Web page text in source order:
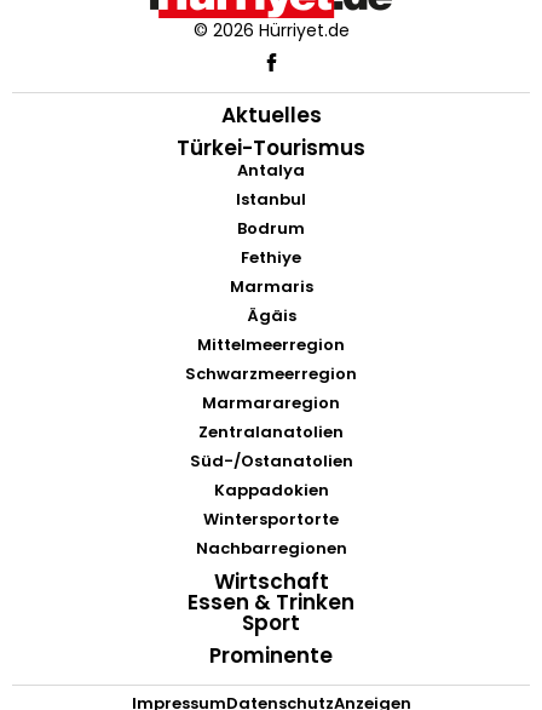
© 2026 Hürriyet.de
Aktuelles
Türkei-Tourismus
Antalya
Istanbul
Bodrum
Fethiye
Marmaris
Ägäis
Mittelmeerregion
Schwarzmeerregion
Marmararegion
Zentralanatolien
Süd-/Ostanatolien
Kappadokien
Wintersportorte
Nachbarregionen
Wirtschaft
Essen & Trinken
Sport
Prominente
ImpressumDatenschutzAnzeigen